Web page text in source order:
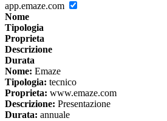
app.emaze.com
Nome
Tipologia
Proprieta
Descrizione
Durata
Nome: Emaze
Tipologia: tecnico
Proprieta: www.emaze.com
Descrizione: Presentazione
Durata: annuale